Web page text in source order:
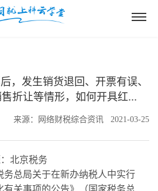
，发生销货退回、开票有误、
折让等情形，如何开具红...
来源：网络财税综合资讯 2021-03-25
北京税务
总局关于在新办纳税人中实行
有关事项的公告》（国家税务总